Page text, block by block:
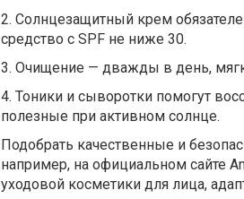
2. Солнцезащитный крем
средство с SPF не ниже 30.
3. Очищение — дважды в день,
4. Тоники и сыворотки помогут
полезные при активном солнце.
Подобрать качественные и
например, на официальном сайте
уходовой косметики для лица,